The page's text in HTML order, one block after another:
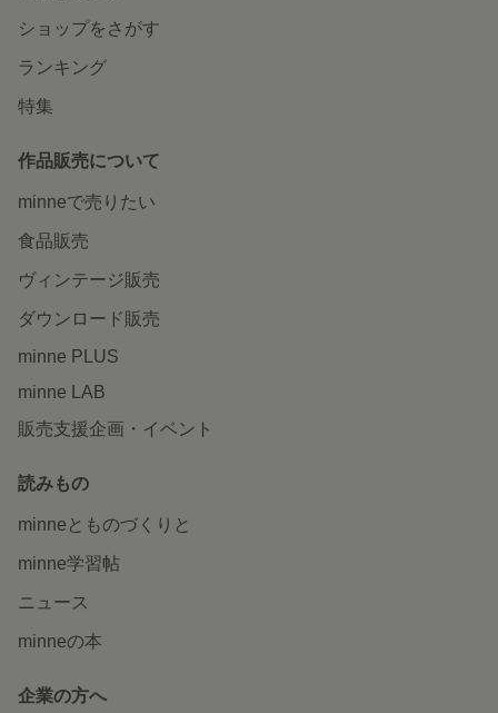
ショップをさがす
ランキング
特集
作品販売について
minneで売りたい
食品販売
ヴィンテージ販売
ダウンロード販売
minne PLUS
minne LAB
販売支援企画・イベント
読みもの
minneとものづくりと
minne学習帖
ニュース
minneの本
企業の方へ